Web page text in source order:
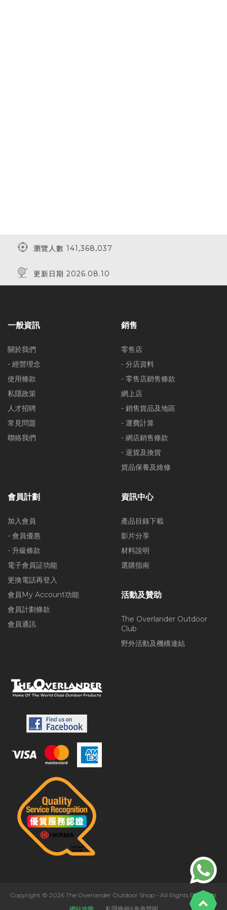
瀏覽人數 141,368,037
更新日期 2026.08.10
一般資訊
關於我們
- 經營理念
使用條款
私隱政策
人才招聘
常見問題
聯絡我們
銷售
零售店
- 分店資料
- 零售店銷售條款
網上店
- 銷售貨品及地區
- 運費計算
- 網店銷售條款
- 退貨及換貨
貨品保養及維修
會員計劃
加入會員
- 會員優惠
- 升級條款
電子會員証功能
更換電話再登入
會員My Account功能
會員計劃條款
會員通訊
資訊中心
產品目錄下載
影片分享
材料說明
選購指南
活動及贊助
The Overlander Outdoor
Club
野外活動及機構連結
Copyright © 2026 The Overlander Outdoor Shop - All Rights Reserved.